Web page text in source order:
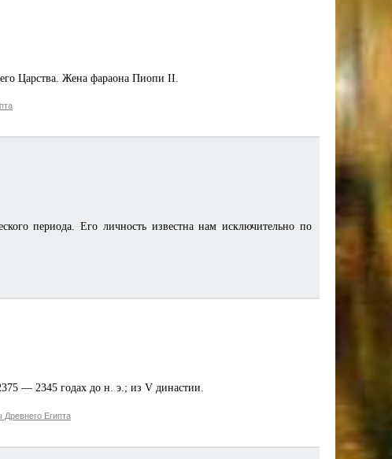
Царства. Жена фараона Пиопи II.
периода. Его личность известна нам исключительно по
— 2345 годах до н. э.; из V династии.
Египта